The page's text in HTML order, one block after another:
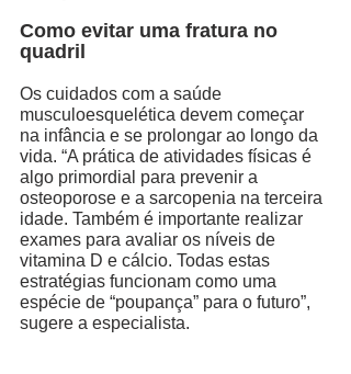
Como evitar uma fratura no
quadril
Os cuidados com a saúde
musculoesquelética devem começar
na infância e se prolongar ao longo da
vida. “A prática de atividades físicas é
algo primordial para prevenir a
osteoporose e a sarcopenia na terceira
idade. Também é importante realizar
exames para avaliar os níveis de
vitamina D e cálcio. Todas estas
estratégias funcionam como uma
espécie de “poupança” para o futuro”,
sugere a especialista.